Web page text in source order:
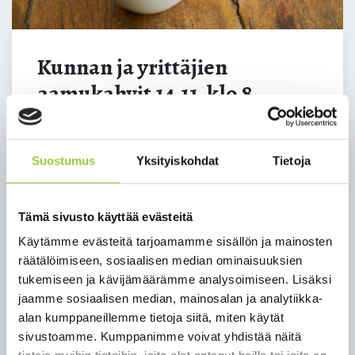
Suostumus Yksityiskohdat Tietoja
Tämä sivusto käyttää evästeitä
Käytämme evästeitä tarjoamamme sisällön ja mainosten
räätälöimiseen, sosiaalisen median ominaisuuksien
tukemiseen ja kävijämäärämme analysoimiseen. Lisäksi
jaamme sosiaalisen median, mainosalan ja analytiikka-
alan kumppaneillemme tietoja siitä, miten käytät
sivustoamme. Kumppanimme voivat yhdistää näitä
Kunnan ja yrittäjien
aamukahvit 14.11. klo 8
14.11.2023 08:00
rekrytoinnissa ja osaamisen kehittämisessä
/Kainuun ammattiopisto, Mirva Manninen
Täydennys- ja työelämän korttikoulutukset
sekä yrityksille maksuton koulutusohjaus /
Edukai Oy, Tiina Suoranta
Hankekatsaus
Muut ajankohtaiset asiat